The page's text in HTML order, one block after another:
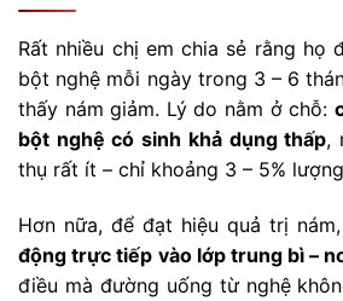
Rất nhiều chị em chia sẻ rằng họ
bột nghệ mỗi ngày trong 3 – 6
thấy nám giảm. Lý do nằm ở chỗ:
bột nghệ có sinh khả dụng thấp,
thụ rất ít – chỉ khoảng 3 – 5%
Hơn nữa, để đạt hiệu quả trị
động trực tiếp vào lớp trung bì –
điều mà đường uống từ nghệ